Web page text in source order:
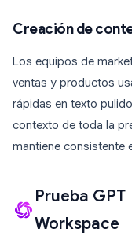
Creación de
Los equipos de
ventas y productos
rápidas en texto
contexto de toda la
mantiene consistente
Prueba GPT
Workspace